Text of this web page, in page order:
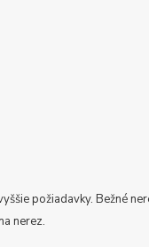
požiadavky. Bežné
nerez.